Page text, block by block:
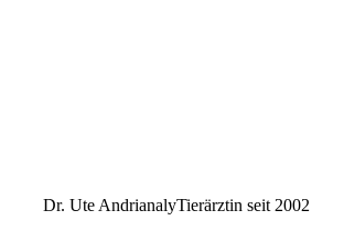
Dr. Ute AndrianalyTierärztin seit 2002